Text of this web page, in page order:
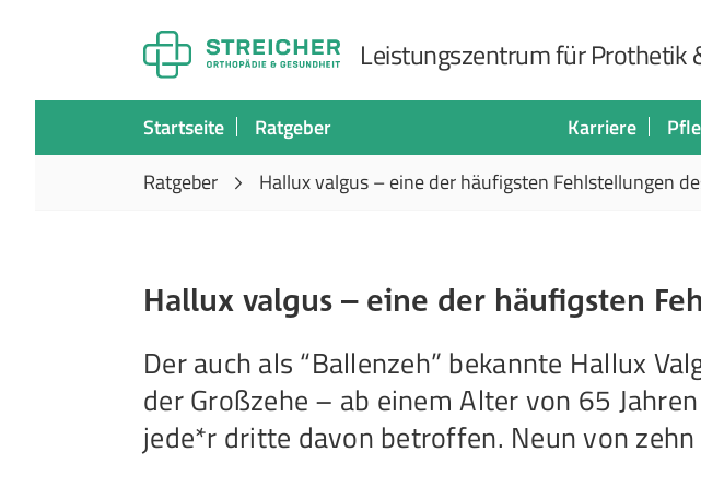
Leistungszentrum für Prothetik
Startseite Ratgeber Karriere
Ratgeber
Hallux valgus – eine der häufigsten Fehlstellungen
Hallux valgus – eine der häufigsten
Der auch als “Ballenzeh” bekannte Hallux
der Großzehe – ab einem Alter von 65
jede*r dritte davon betroffen. Neun von